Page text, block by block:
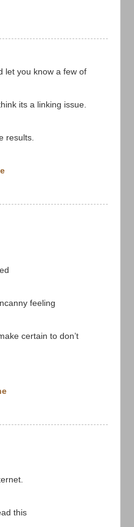
let you know a few of
its a linking issue.
results.
feeling
certain to don’t
this